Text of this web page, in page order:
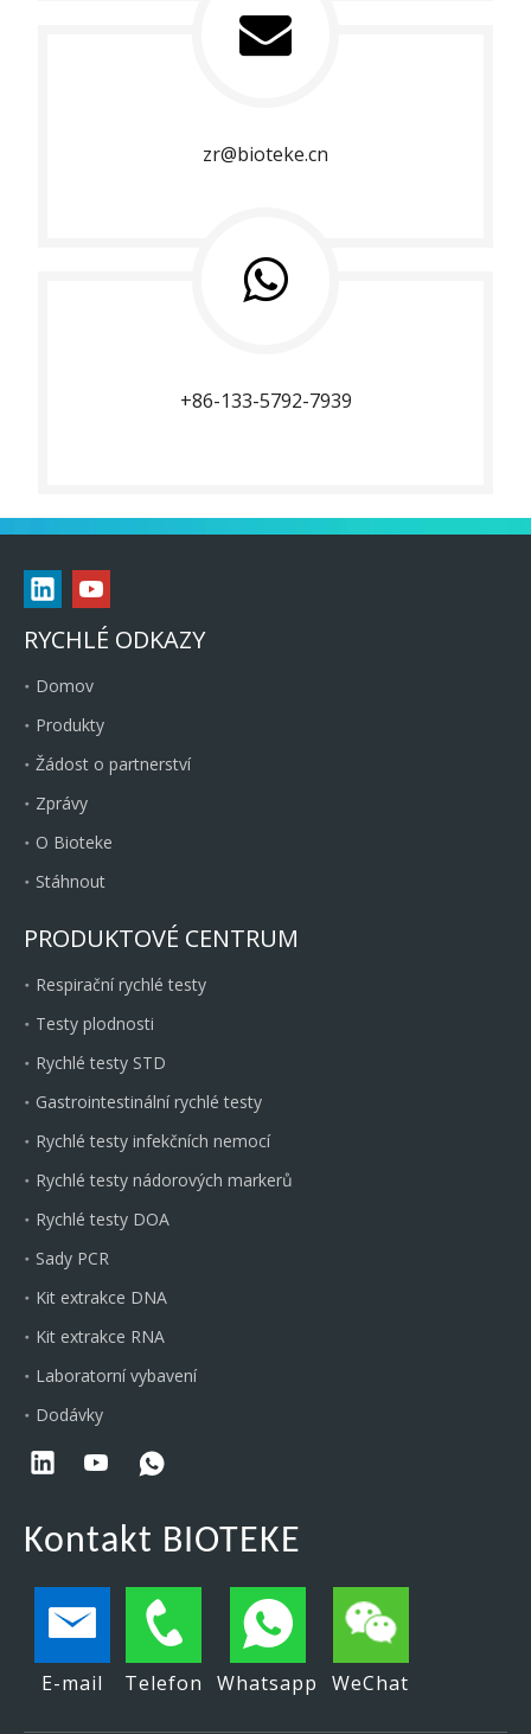
zr@bioteke.cn
+86-133-5792-7939
RYCHLÉ ODKAZY
Domov
Produkty
Žádost o partnerství
Zprávy
O Bioteke
Stáhnout
PRODUKTOVÉ CENTRUM
Respirační rychlé testy
Testy plodnosti
Rychlé testy STD
Gastrointestinální rychlé testy
Rychlé testy infekčních nemocí
Rychlé testy nádorových markerů
Rychlé testy DOA
Sady PCR
Kit extrakce DNA
Kit extrakce RNA
Laboratorní vybavení
Dodávky
Kontakt BIOTEKE
E-mail Telefon Whatsapp WeChat